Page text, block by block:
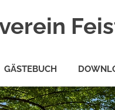
GÄSTEBUCH